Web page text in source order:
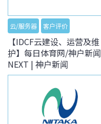
云/服务器 客户评价
【IDCF云建设、运营及维
护】每日体育网/神户新闻
NEXT | 神户新闻